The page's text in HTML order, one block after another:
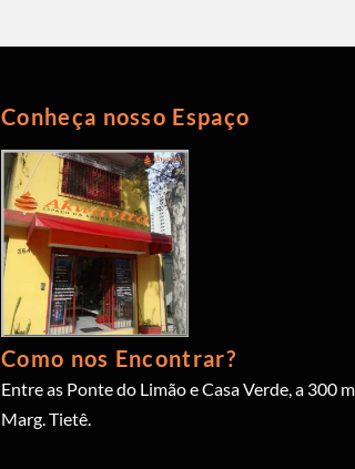
Conheça nosso Espaço
Como nos Encontrar?
Entre as Ponte do Limão e Casa Verde, a 300
Marg. Tietê.